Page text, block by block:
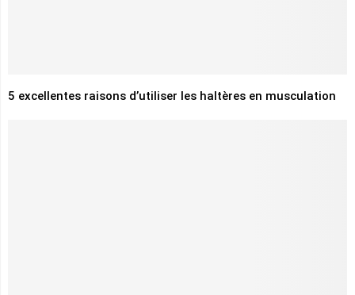
5 excellentes raisons d’utiliser les haltères en musculation